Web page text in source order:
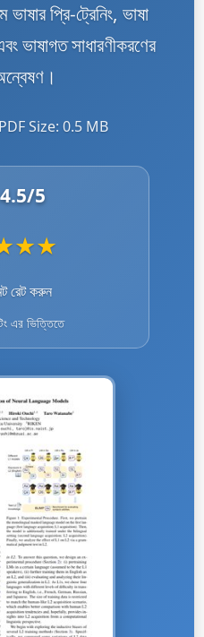
প্রি-ট্রেনিং, ভাষা
ভাষাগত সাধারণীকরণের
Size: 0.5 MB
4.5/5
★★
রেট করুন
এর ভিত্তিতে